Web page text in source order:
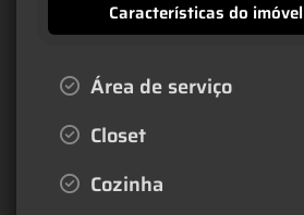
Características do imóvel
Área de serviço
Closet
Cozinha